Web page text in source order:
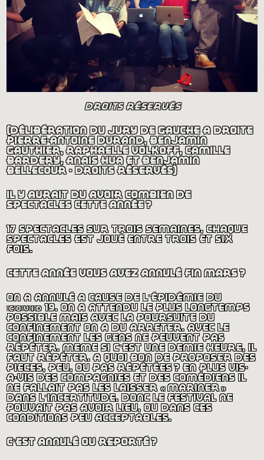
droits réservés
(délibération du jury de gauche à droite
pierre-antoine durand, benjamin
gauthier, raphaëlle volkoff, camille
bardery, anaïs hua et benjamin
bellecour - droits réservés)
il y aurait dû avoir combien de
spectacles cette année?
17 spectacles sur trois semaines, chaque
spectacles est joué entre trois et six
fois.
cette année vous avez annulé fin mars?
on a annulé à cause de l’épidémie du
covid 19. on a attendu le plus longtemps
possible mais avec la poursuite du
confinement on a dû arrêter. avec le
confinement les gens ne peuvent pas
répéter. même si c’est une demie heure, il
faut répéter. a quoi bon de proposer des
pièces, peu, ou pas répétées? en plus vis-
à-vis des compagnies et des comédiens il
ne fallait pas les laisser «mariner»
dans l’incertitude. donc le festival ne
pouvait pas avoir lieu, ou dans ces
conditions peu acceptables.
c’est annulé ou reporté?